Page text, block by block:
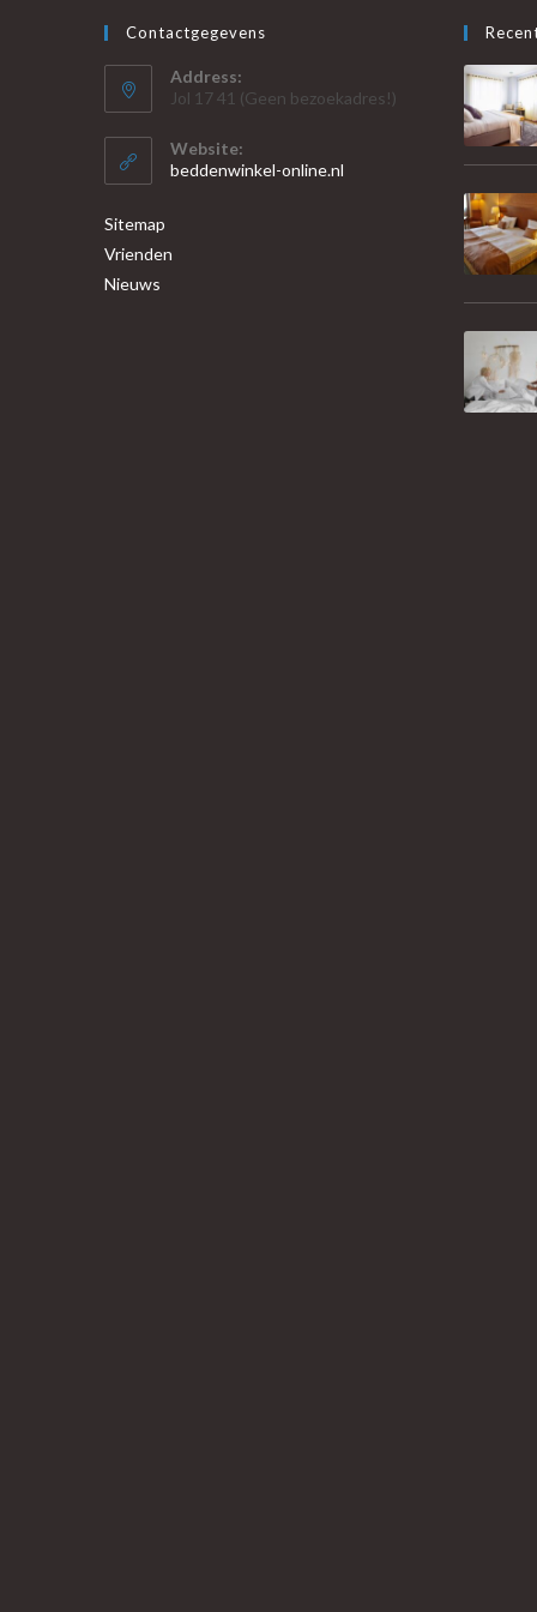
Contactgegevens
Address:
Jol 17 41 (Geen bezoekadres!)
Website:
beddenwinkel-online.nl
Sitemap
Vrienden
Nieuws